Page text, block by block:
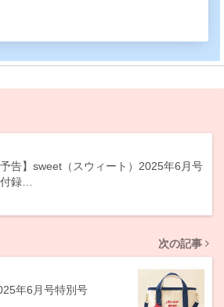
予告】sweet（スウィート）2025年6月号
録…
次の記事
年6月号特別号